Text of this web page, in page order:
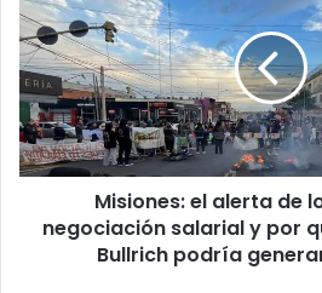
Misiones: el alerta de
negociación salarial y por
Bullrich podría